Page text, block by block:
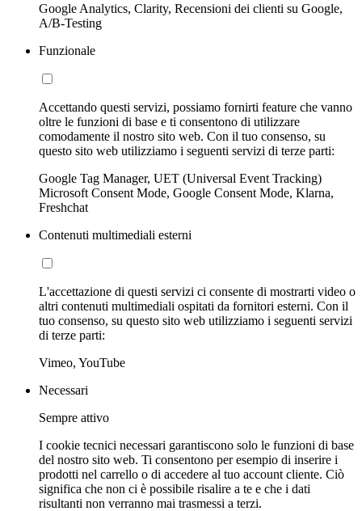
Google Analytics, Clarity, Recensioni dei clienti su Google,
A/B-Testing
Funzionale
Accettando questi servizi, possiamo fornirti feature che vanno
oltre le funzioni di base e ti consentono di utilizzare
comodamente il nostro sito web. Con il tuo consenso, su
questo sito web utilizziamo i seguenti servizi di terze parti:
Google Tag Manager, UET (Universal Event Tracking)
Microsoft Consent Mode, Google Consent Mode, Klarna,
Freshchat
Contenuti multimediali esterni
L'accettazione di questi servizi ci consente di mostrarti video o
altri contenuti multimediali ospitati da fornitori esterni. Con il
tuo consenso, su questo sito web utilizziamo i seguenti servizi
di terze parti:
Vimeo, YouTube
Necessari
Sempre attivo
I cookie tecnici necessari garantiscono solo le funzioni di base
del nostro sito web. Ti consentono per esempio di inserire i
prodotti nel carrello o di accedere al tuo account cliente. Ciò
significa che non ci è possibile risalire a te e che i dati
risultanti non verranno mai trasmessi a terzi.